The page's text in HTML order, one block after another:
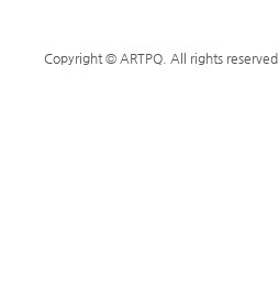
Copyright © ARTPQ. All rights reserved.